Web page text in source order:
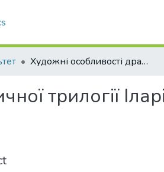
Художні особливості драматичної трилогії Іларіона Чолгана
трилогії